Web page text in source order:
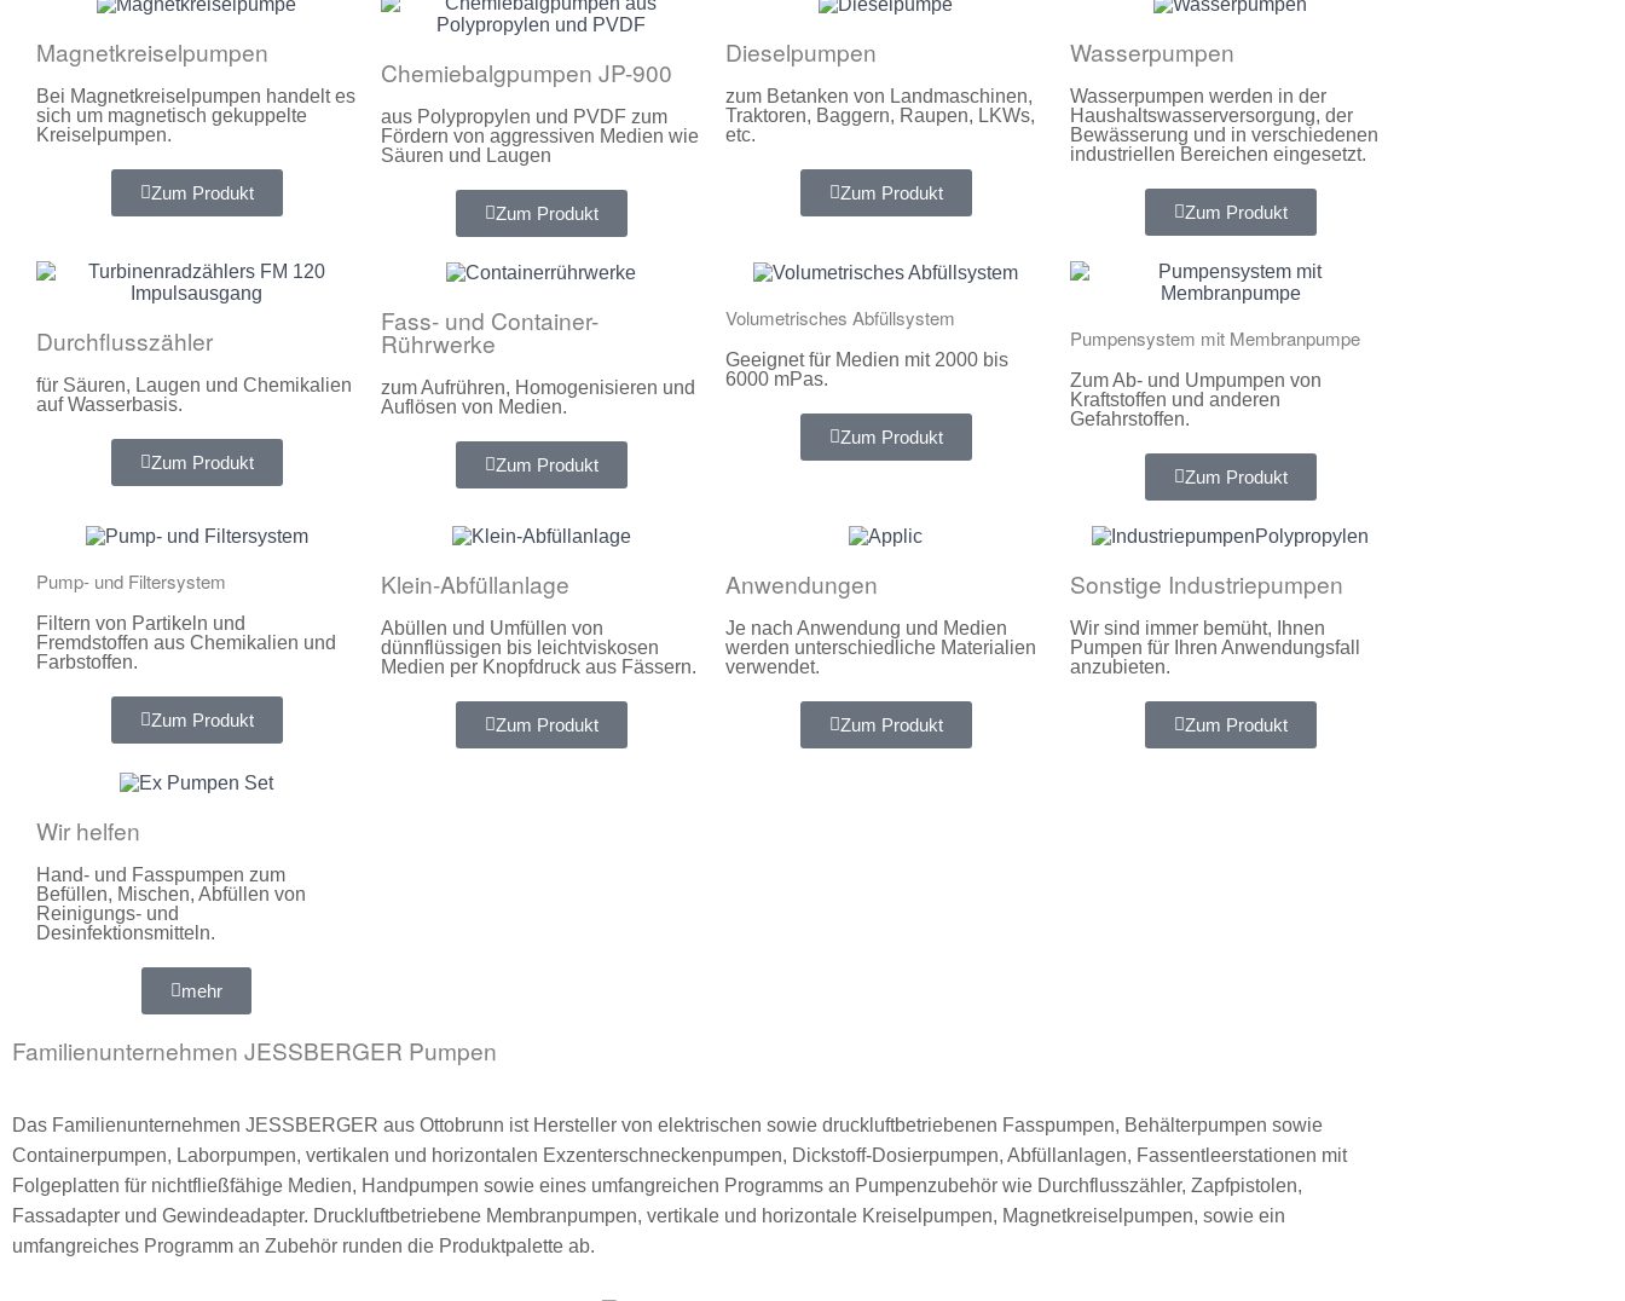
Magnetkreiselpumpen
Bei Magnetkreiselpumpen handelt es
sich um magnetisch gekuppelte
Kreiselpumpen.
Zum Produkt
Chemiebalgpumpen JP-900
aus Polypropylen und PVDF zum
Fördern von aggressiven Medien wie
Säuren und Laugen
Zum Produkt
Dieselpumpen
zum Betanken von Landmaschinen,
Traktoren, Baggern, Raupen, LKWs,
etc.
Zum Produkt
Wasserpumpen
Wasserpumpen werden in der
Haushaltswasserversorgung, der
Bewässerung und in verschiedenen
industriellen Bereichen eingesetzt.
Zum Produkt
Durchflusszähler
für Säuren, Laugen und Chemikalien
auf Wasserbasis.
Zum Produkt
Fass- und Container-
Rührwerke
zum Aufrühren, Homogenisieren und
Auflösen von Medien.
Zum Produkt
Volumetrisches Abfüllsystem
Geeignet für Medien mit 2000 bis
6000 mPas.
Zum Produkt
Pumpensystem mit Membranpumpe
Zum Ab- und Umpumpen von
Kraftstoffen und anderen
Gefahrstoffen.
Zum Produkt
Pump- und Filtersystem
Filtern von Partikeln und
Fremdstoffen aus Chemikalien und
Farbstoffen.
Zum Produkt
Klein-Abfüllanlage
Abüllen und Umfüllen von
dünnflüssigen bis leichtviskosen
Medien per Knopfdruck aus Fässern.
Zum Produkt
Anwendungen
Je nach Anwendung und Medien
werden unterschiedliche Materialien
verwendet.
Zum Produkt
Sonstige Industriepumpen
Wir sind immer bemüht, Ihnen
Pumpen für Ihren Anwendungsfall
anzubieten.
Zum Produkt
Wir helfen​
Hand- und Fasspumpen zum
Befüllen, Mischen, Abfüllen von
Reinigungs- und
Desinfektionsmitteln.
mehr
Familienunternehmen JESSBERGER Pumpen
Das Familienunternehmen JESSBERGER aus Ottobrunn ist Hersteller von elektrischen sowie druckluftbetriebenen Fasspumpen, Behälterpumpen sowie
Containerpumpen, Laborpumpen, vertikalen und horizontalen Exzenterschneckenpumpen, Dickstoff-Dosierpumpen, Abfüllanlagen, Fassentleerstationen mit
Folgeplatten für nichtfließfähige Medien, Handpumpen sowie eines umfangreichen Programms an Pumpenzubehör wie Durchflusszähler, Zapfpistolen,
Fassadapter und Gewindeadapter. Druckluftbetriebene Membranpumpen, vertikale und horizontale Kreiselpumpen, Magnetkreiselpumpen, sowie ein
umfangreiches Programm an Zubehör runden die Produktpalette ab.